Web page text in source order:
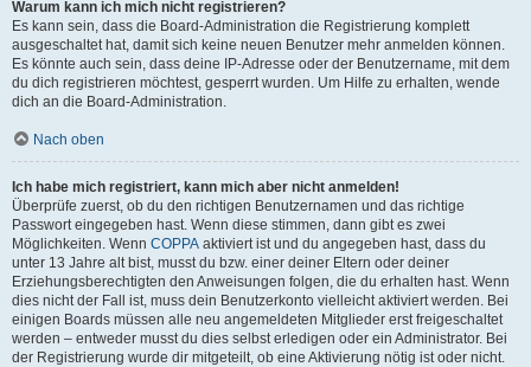
Warum kann ich mich nicht registrieren?
Es kann sein, dass die Board-Administration die Registrierung komplett
ausgeschaltet hat, damit sich keine neuen Benutzer mehr anmelden können.
Es könnte auch sein, dass deine IP-Adresse oder der Benutzername, mit dem
du dich registrieren möchtest, gesperrt wurden. Um Hilfe zu erhalten, wende
dich an die Board-Administration.
Nach oben
Ich habe mich registriert, kann mich aber nicht anmelden!
Überprüfe zuerst, ob du den richtigen Benutzernamen und das richtige
Passwort eingegeben hast. Wenn diese stimmen, dann gibt es zwei
Möglichkeiten. Wenn COPPA aktiviert ist und du angegeben hast, dass du
unter 13 Jahre alt bist, musst du bzw. einer deiner Eltern oder deiner
Erziehungsberechtigten den Anweisungen folgen, die du erhalten hast. Wenn
dies nicht der Fall ist, muss dein Benutzerkonto vielleicht aktiviert werden. Bei
einigen Boards müssen alle neu angemeldeten Mitglieder erst freigeschaltet
werden – entweder musst du dies selbst erledigen oder ein Administrator. Bei
der Registrierung wurde dir mitgeteilt, ob eine Aktivierung nötig ist oder nicht.